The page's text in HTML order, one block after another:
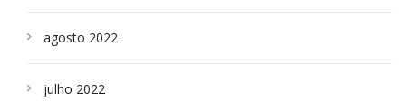
agosto 2022
julho 2022